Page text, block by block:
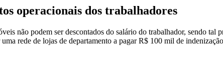
operacionais dos trabalhadores
não podem ser descontados do salário do trabalhador, sendo
rede de lojas de departamento a pagar R$ 100 mil de